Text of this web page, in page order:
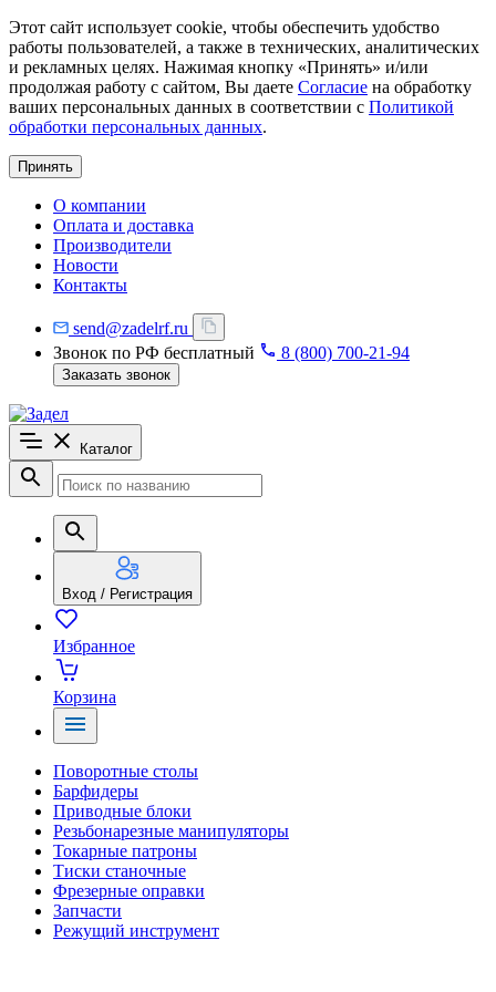
Этот сайт использует cookie, чтобы обеспечить удобство
работы пользователей, а также в технических, аналитических
и рекламных целях. Нажимая кнопку «Принять» и/или
продолжая работу с сайтом, Вы даете Согласие на обработку
ваших персональных данных в соответствии с Политикой
обработки персональных данных.
Принять
О компании
Оплата и доставка
Производители
Новости
Контакты
send@zadelrf.ru
Звонок по РФ бесплатный
8 (800) 700-21-94
Заказать звонок
Каталог
Вход / Регистрация
Избранное
Корзина
Поворотные столы
Барфидеры
Приводные блоки
Резьбонарезные манипуляторы
Токарные патроны
Тиски станочные
Фрезерные оправки
Запчасти
Режущий инструмент